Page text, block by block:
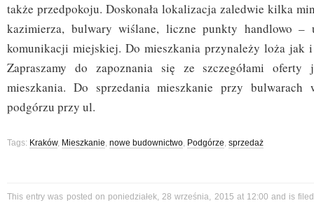
także przedpokoju. Doskonała lokalizacja zaledwie kilka
kazimierza, bulwary wiślane, liczne punkty handlowo –
komunikacji miejskiej. Do mieszkania przynależy loża jak
Zapraszamy do zapoznania się ze szczegółami
mieszkania. Do sprzedania mieszkanie przy bulwarach
podgórzu przy ul.
Tags: Kraków, Mieszkanie, nowe budownictwo, Podgórze, sprzedaż
This entry was posted on poniedziałek, 28 września, 2015 at 12:00 and is